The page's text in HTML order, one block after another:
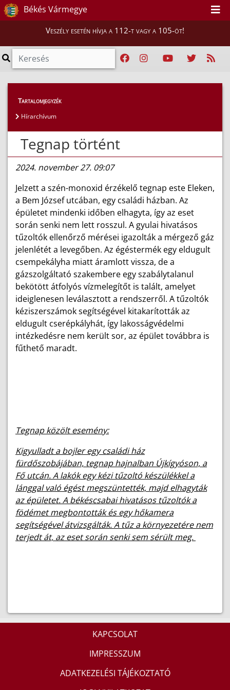
Békés Vármegye
Veszély esetén hívja a 112-t vagy a 105-öt!
Híreink > Hírek
Tartalomjegyzék
Hírarchívum
Tegnap történt
2024. november 27. 09:07
Jelzett a szén-monoxid érzékelő tegnap este Eleken,
a Bem József utcában, egy családi házban. Az
épületet mindenki időben elhagyta, így az eset
során senki nem lett rosszul. A gyulai hivatásos
tűzoltók ellenőrző mérései igazolták a mérgező gáz
jelenlétét a levegőben. Az égéstermék egy eldugult
csempekályha miatt áramlott vissza, de a
gázszolgáltató szakembere egy szabálytalanul
bekötött átfolyós vízmelegítőt is talált, amelyet
ideiglenesen leválasztott a rendszerről. A tűzoltók
kéziszerszámok segítségével kitakarították az
eldugult cserépkályhát, így lakosságvédelmi
intézkedésre nem került sor, az épület továbbra is
fűthető maradt.
Tegnap közölt esemény:
Kigyulladt a bojler egy családi ház
fürdőszobájában, tegnap hajnalban Újkígyóson, a
Fő utcán. A lakók egy kézi tűzoltó készülékkel a
lánggal való égést megszüntették, majd elhagyták
az épületet. A békéscsabai hivatásos tűzoltók a
födémet megbontották és egy hőkamera
segítségével átvizsgálták. A tűz a környezetére nem
terjedt át, az eset során senki sem sérült meg.
KAPCSOLAT
IMPRESSZUM
ADATKEZELÉSI TÁJÉKOZTATÓ